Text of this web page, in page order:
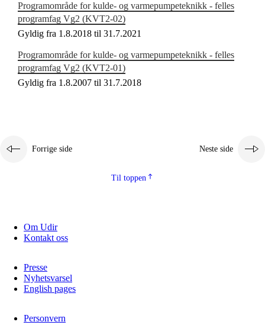
Programområde for kulde- og varmepumpeteknikk - felles
programfag Vg2 (KVT2‑02)
Gyldig fra 1.8.2018 til 31.7.2021
Programområde for kulde- og varmepumpeteknikk - felles
programfag Vg2 (KVT2‑01)
Gyldig fra 1.8.2007 til 31.7.2018
Forrige side Neste side
Til toppen
Om Udir
Kontakt oss
Presse
Nyhetsvarsel
English pages
Personvern